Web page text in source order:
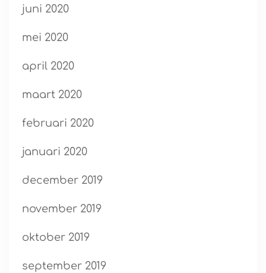
juni 2020
mei 2020
april 2020
maart 2020
februari 2020
januari 2020
december 2019
november 2019
oktober 2019
september 2019